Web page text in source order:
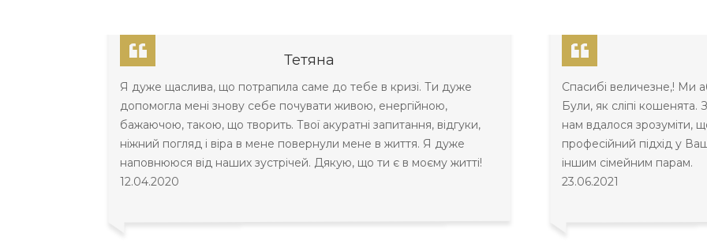
Тетяна
Я дуже щаслива, що потрапила саме до тебе в кризі. Ти дуже
допомогла мені знову себе почувати живою, енергійною,
бажаючою, такою, що творить. Твої акуратні запитання, відгуки,
ніжний погляд і віра в мене повернули мене в життя. Я дуже
наповнююся від наших зустрічей. Дякую, що ти є в моєму житті!
12.04.2020
Спасибі величезне,! Ми
Були, як сліпі
нам вдалося зрозуміти,
професійний підхід у
іншим сімейним парам.
23.06.2021